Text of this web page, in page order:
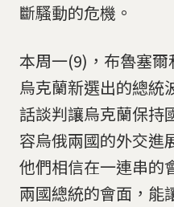
斷騷動的危機。
本周一(9)，布魯塞爾
烏克蘭新選出的總統
話談判讓烏克蘭保持
容烏俄兩國的外交進
他們相信在一連串的
兩國總統的會面，能